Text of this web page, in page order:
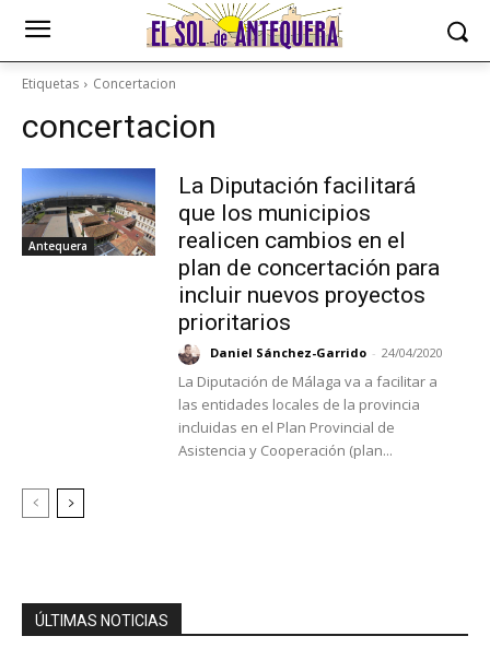
Etiquetas Concertacion
concertacion
Antequera
La Diputación facilitará
que los municipios
realicen cambios en el
plan de concertación para
incluir nuevos proyectos
prioritarios
Daniel Sánchez-Garrido - 24/04/2020
La Diputación de Málaga va a facilitar a
las entidades locales de la provincia
incluidas en el Plan Provincial de
Asistencia y Cooperación (plan...
ÚLTIMAS NOTICIAS